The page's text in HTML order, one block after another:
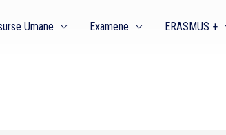
Umane Examene ERASMUS +